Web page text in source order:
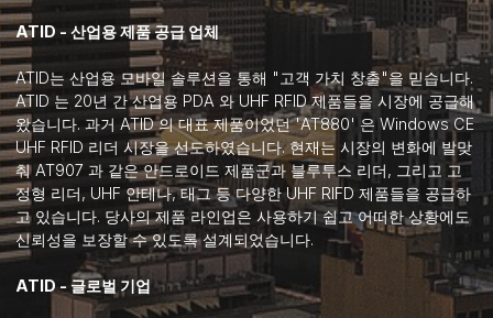
ATID - 산업용 제품 공급 업체
ATID는 산업용 모바일 솔루션을 통해 "고객 가치 창출"을 믿습니다.
ATID 는 20년 간 산업용 PDA 와 UHF RFID 제품들을 시장에 공급해
왔습니다. 과거 ATID 의 대표 제품이었던 'AT880' 은 Windows CE
UHF RFID 리더 시장을 선도하였습니다. 현재는 시장의 변화에 발맞
춰 AT907 과 같은 안드로이드 제품군과 블루투스 리더, 그리고 고
정형 리더, UHF 안테나, 태그 등 다양한 UHF RIFD 제품들을 공급하
고 있습니다. 당사의 제품 라인업은 사용하기 쉽고 어떠한 상황에도
신뢰성을 보장할 수 있도록 설계되었습니다.
ATID - 글로벌 기업